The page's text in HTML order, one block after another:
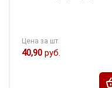
Цена за шт.
40,90 руб.